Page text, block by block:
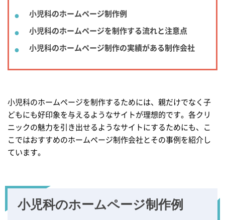
小児科のホームページ制作例
小児科のホームページを制作する流れと注意点
小児科のホームページ制作の実績がある制作会社
小児科のホームページを制作するためには、親だけでなく子
どもにも好印象を与えるようなサイトが理想的です。各クリ
ニックの魅力を引き出せるようなサイトにするためにも、こ
こではおすすめのホームページ制作会社とその事例を紹介し
ています。
小児科のホームページ制作例